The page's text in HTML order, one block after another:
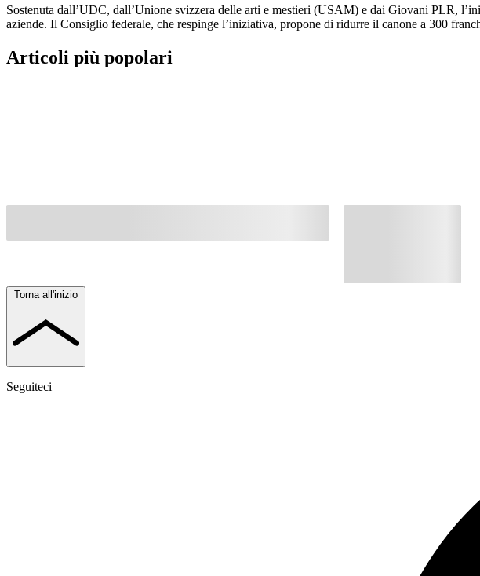
Sostenuta dall’UDC, dall’Unione svizzera delle arti e mestieri (USAM) e dai Giovani PLR,
aziende. Il Consiglio federale, che respinge l’iniziativa, propone di ridurre il canone a 300
Articoli più popolari
Torna all'inizio
Seguiteci